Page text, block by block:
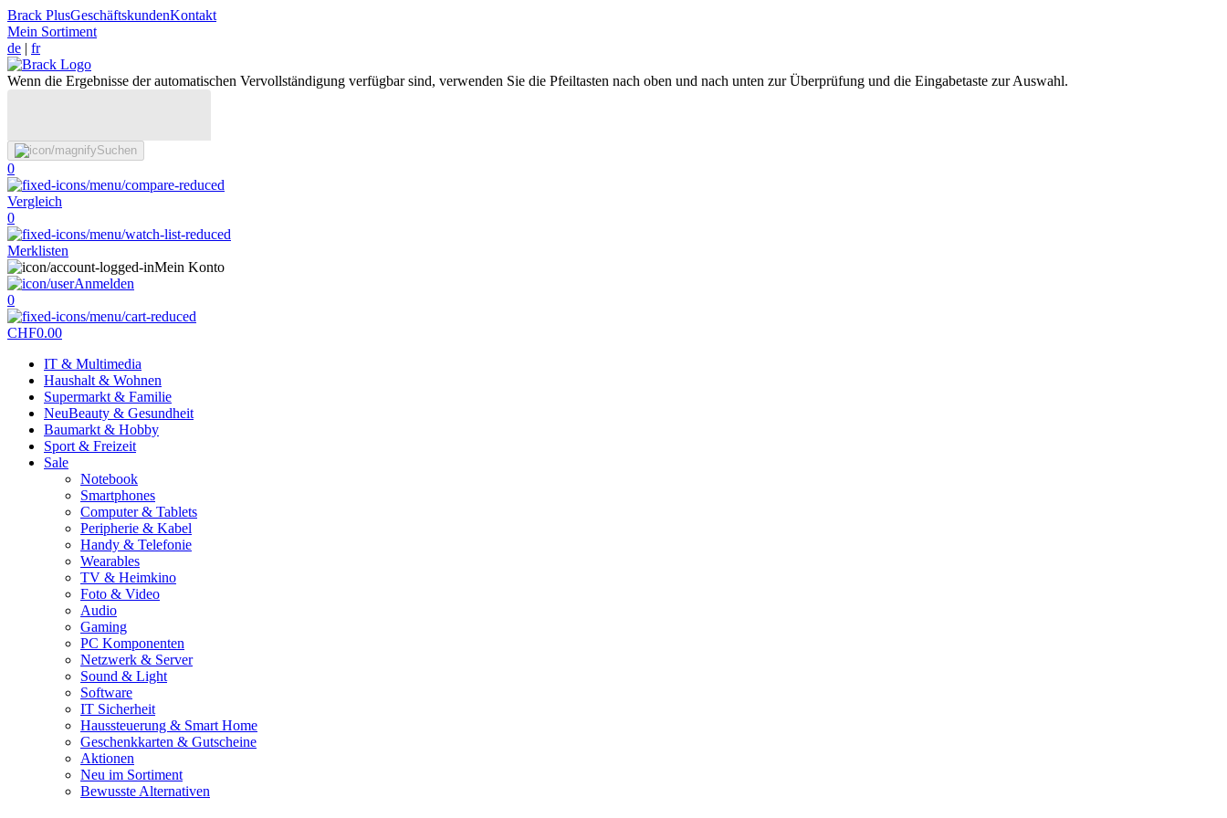
Brack PlusGeschäftskundenKontakt
Mein Sortiment
de | fr
Wenn die Ergebnisse der automatischen Vervollständigung verfügbar sind, verwenden Sie die Pfeiltasten nach oben und nach unten zur Überprüfung und die Eingabetaste zur Auswahl.
Suchen
0
Vergleich
0
Merklisten
Mein Konto
Anmelden
0
CHF0.00
IT & Multimedia
Haushalt & Wohnen
Supermarkt & Familie
NeuBeauty & Gesundheit
Baumarkt & Hobby
Sport & Freizeit
Sale
Notebook
Smartphones
Computer & Tablets
Peripherie & Kabel
Handy & Telefonie
Wearables
TV & Heimkino
Foto & Video
Audio
Gaming
PC Komponenten
Netzwerk & Server
Sound & Light
Software
IT Sicherheit
Haussteuerung & Smart Home
Geschenkkarten & Gutscheine
Aktionen
Neu im Sortiment
Bewusste Alternativen